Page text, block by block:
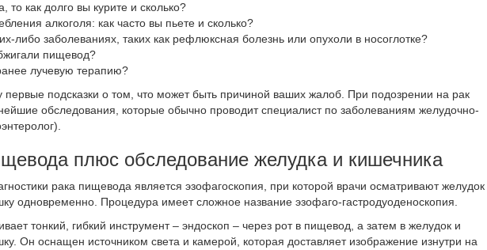
то как долго вы курите и сколько?
алкоголя: как часто вы пьете и сколько?
либо заболеваниях, таких как рефлюксная болезнь или опухоли в носоглотке?
пищевод?
лучевую терапию?
первые подсказки о том, что может быть причиной ваших жалоб. При подозрении на рак
обследования, которые обычно проводит специалист по заболеваниям желудочно-
плюс обследование желудка и кишечника
рака пищевода является эзофагоскопия , при которой врачи осматривают желудок
одновременно. Процедура имеет сложное название эзофаго-гастродуоденоскопия.
тонкий, гибкий инструмент – эндоскоп – через рот в пищевод, а затем в желудок и
Он оснащен источником света и камерой, которая доставляет изображение изнутри на